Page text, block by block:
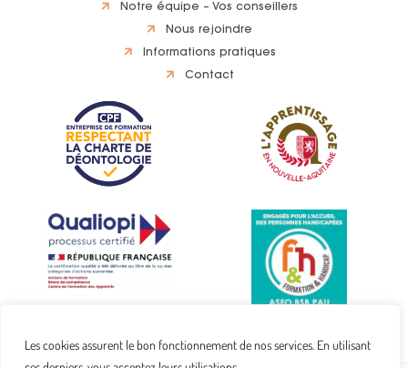
Les cookies assurent le bon fonctionnement de nos services. En utilisant
Notre équipe – Vos conseillers
Nous rejoindre
Informations pratiques
Contact